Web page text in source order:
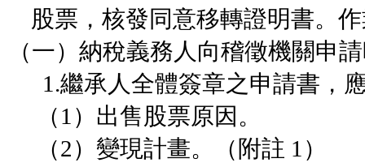
股票，核發同意移轉證明書。
（一）納稅義務人向稽徵機關申
1.繼承人全體簽章之申請書，
（1）出售股票原因。
（2）變現計畫。（附註 1）